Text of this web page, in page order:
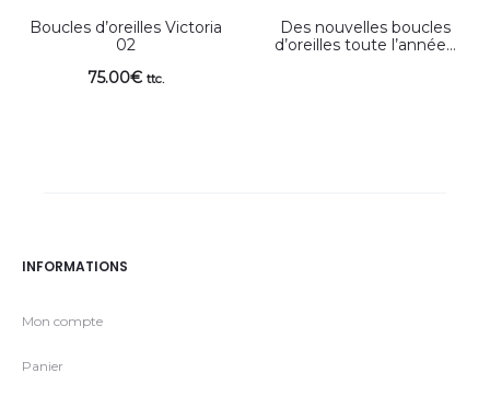
Boucles d’oreilles Victoria
02
75.00€ ttc.
Des nouvelles boucles
d’oreilles toute l’année…
INFORMATIONS
Mon compte
Panier